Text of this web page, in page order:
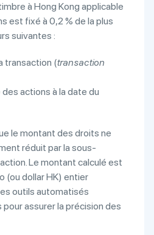
à Hong Kong applicable
est fixé à 0,2 % de la plus
suivantes :
transaction (transaction
actions à la date du
le montant des droits ne
réduit par la sous-
Le montant calculé est
(ou dollar HK) entier
outils automatisés
assurer la précision des